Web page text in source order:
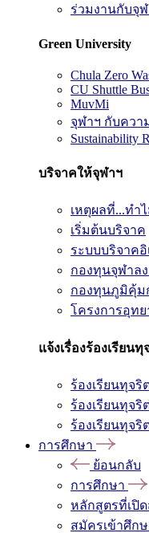
ร่วมงานกับจุ
Green University
Chula Zero
CU Shuttle
MuvMi
จุฬาฯ กับควา
Sustainability
บริจาคให้จุฬาฯ
เหตุผลที่...ทำ
เริ่มต้นบริจาค
ระบบบริจาค
กองทุนจุฬาล
กองทุนภูมิคุ้ม
โครงการอุท
แจ้งเรื่องร้องเรียนทุ
ร้องเรียนทุจ
ร้องเรียนทุจ
ร้องเรียนทุจ
การศึกษา
ย้อนกลับ
การศึกษา
หลักสูตรที่เปิ
สมัครเข้าศึกษ